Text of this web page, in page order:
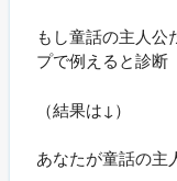
もし童話の主人公
プで例えると診断
（結果は↓）
あなたが童話の主